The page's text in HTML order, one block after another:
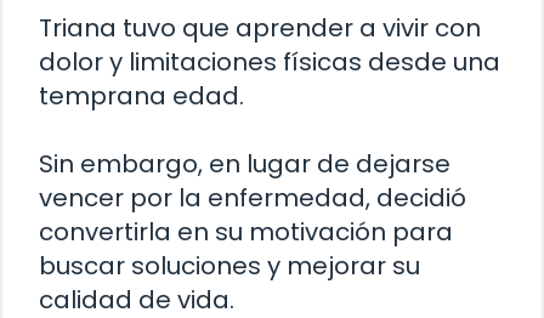
Triana tuvo que aprender a vivir con
dolor y limitaciones físicas desde una
temprana edad.
Sin embargo, en lugar de dejarse
vencer por la enfermedad, decidió
convertirla en su motivación para
buscar soluciones y mejorar su
calidad de vida.